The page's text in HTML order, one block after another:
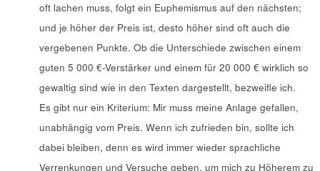
oft lachen muss, folgt ein Euphemismus auf den nächsten;
und je höher der Preis ist, desto höher sind oft auch die
vergebenen Punkte. Ob die Unterschiede zwischen einem
guten 5 000 €-Verstärker und einem für 20 000 € wirklich so
gewaltig sind wie in den Texten dargestellt, bezweifle ich.
Es gibt nur ein Kriterium: Mir muss meine Anlage gefallen,
unabhängig vom Preis. Wenn ich zufrieden bin, sollte ich
dabei bleiben, denn es wird immer wieder sprachliche
Verrenkungen und Versuche geben, um mich zu Höherem zu